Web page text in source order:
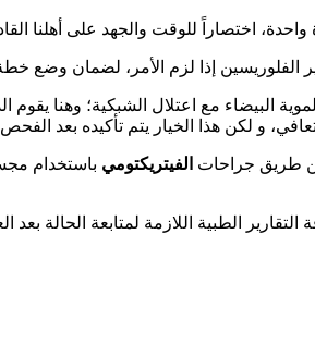
اختصاراً للوقت والجهد على أهلنا
البيضاء مع اعتلال الشبكية؛ وهنا
و لكن هذا الخيار يتم تأكيده بعد الفحص
عن طريق جراحات الفيتريكتومي باستخدام
الطبية اللازمة لمتابعة الحالة